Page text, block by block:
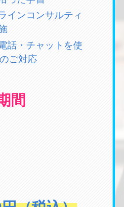
インコンサルティ
話・チャットを使
ご対応
間